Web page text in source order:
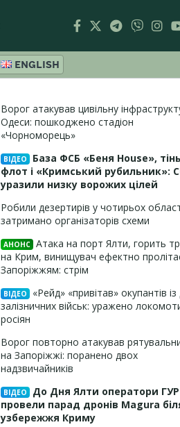
ENGLISH
Ворог атакував цивільну
Одеси: пошкоджено стадіон
«Чорноморець»
ВІДЕО
База ФСБ «Беня House»,
флот і «Кримський рубильник»:
уразили низку ворожих цілей
Робили дезертирів у чотирьох
затримано організаторів схеми
АНОНС Атака на порт Ялти, горить
на Крим, винищувач ефектно
Запоріжжям: стрім
ВІДЕО
«Рейд» «привітав» окупантів
залізничних військ: уражено
росіян
Ворог повторно атакував
на Запоріжжі: поранено двох
надзвичайників
ВІДЕО
До Дня Ялти оператори ГУР
провели парад дронів Magura
узбережжя Криму